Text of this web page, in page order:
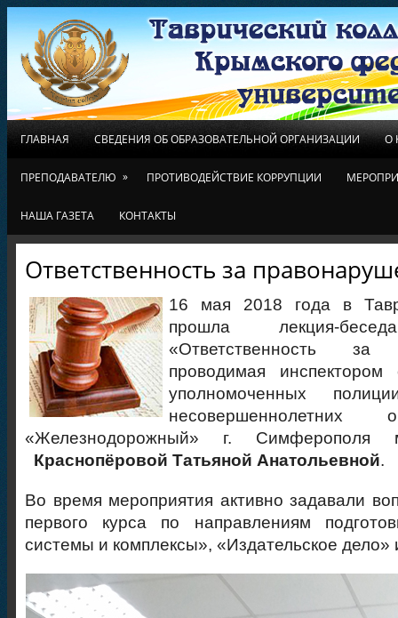
ГЛАВНАЯ СВЕДЕНИЯ ОБ ОБРАЗОВАТЕЛЬНОЙ ОРГАНИЗАЦИИ О
ПРЕПОДАВАТЕЛЮ » ПРОТИВОДЕЙСТВИЕ КОРРУПЦИИ
НАША ГАЗЕТА КОНТАКТЫ
Ответственность за
16 мая 2018 года в
прошла лекция-
«Ответственность за
проводимая инспектором
уполномоченных
несовершеннолетних
«Железнодорожный» г. Симферополя
Краснопёровой Татьяной Анатольевной.
Во время мероприятия активно задавали
первого курса по направлениям
системы и комплексы», «Издательское дело»